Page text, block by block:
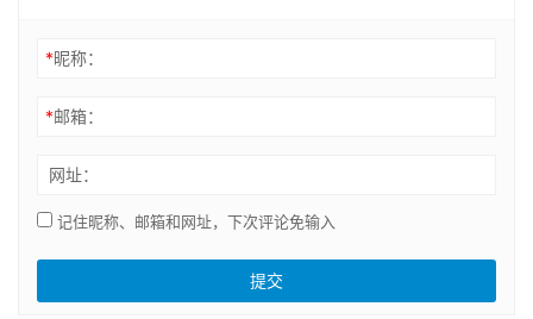
*昵称：
*邮箱：
网址：
记住昵称、邮箱和网址，下次评论免输入